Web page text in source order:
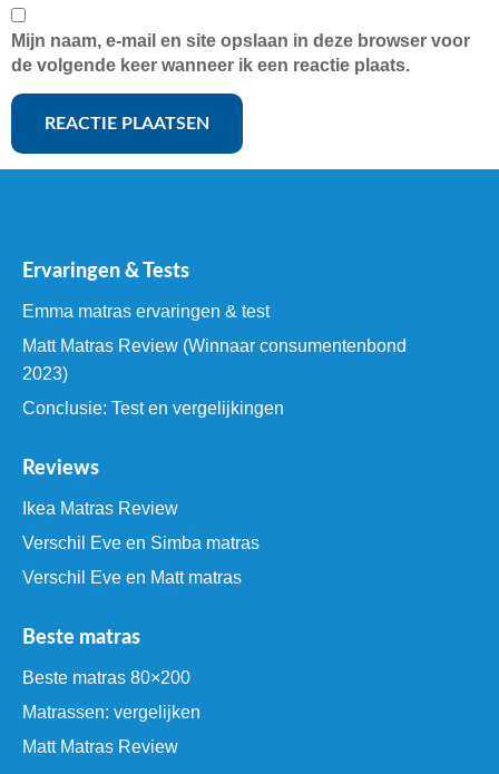
Mijn naam, e-mail en site opslaan in deze browser voor
de volgende keer wanneer ik een reactie plaats.
Ervaringen & Tests
Emma matras ervaringen & test
Matt Matras Review (Winnaar consumentenbond
2023)
Conclusie: Test en vergelijkingen
Reviews
Ikea Matras Review
Verschil Eve en Simba matras
Verschil Eve en Matt matras
Beste matras
Beste matras 80×200
Matrassen: vergelijken
Matt Matras Review